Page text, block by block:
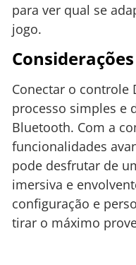
para ver qual se
jogo.
Conectar o controle
processo simples e
Bluetooth. Com a
funcionalidades
pode desfrutar de
imersiva e
configuração e
tirar o máximo